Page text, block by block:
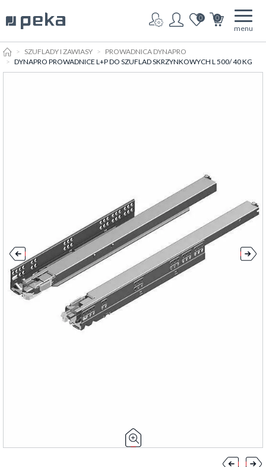
0 0
menu
HOMESZUFLADY I ZAWIASY
PROWADNICA DYNAPRO
DYNAPRO PROWADNICE L+P DO SZUFLAD SKRZYNKOWYCH L 500/ 40 KG